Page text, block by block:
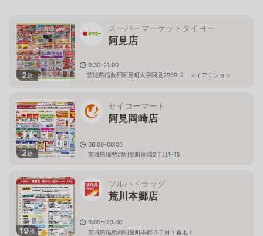
2枚
スーパーマーケットタイヨー
阿見店
9:30-21:00
茨城県稲敷郡阿見町大字阿見2958-2 マイアミショッ
ピングセンター1F
2枚
セイコーマート
阿見岡崎店
06:00-00:00
茨城県稲敷郡阿見町岡崎2丁目1-15
19枚
ツルハドラッグ
荒川本郷店
9:00〜23:00
茨城県稲敷郡阿見町本郷３丁目１番地１